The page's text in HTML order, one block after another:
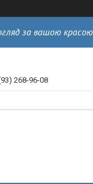
за вашою красою
268-96-08